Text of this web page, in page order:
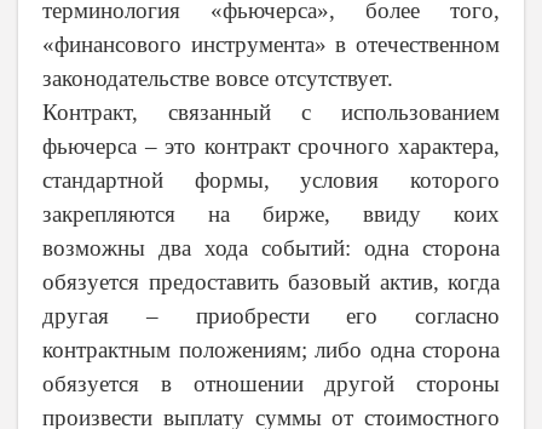
терминология «фьючерса», более того,
«финансового инструмента» в отечественном
законодательстве вовсе отсутствует.
Контракт, связанный с использованием
фьючерса – это контракт срочного характера,
стандартной формы, условия которого
закрепляются на бирже, ввиду коих
возможны два хода событий: одна сторона
обязуется предоставить базовый актив, когда
другая – приобрести его согласно
контрактным положениям; либо одна сторона
обязуется в отношении другой стороны
произвести выплату суммы от стоимостного